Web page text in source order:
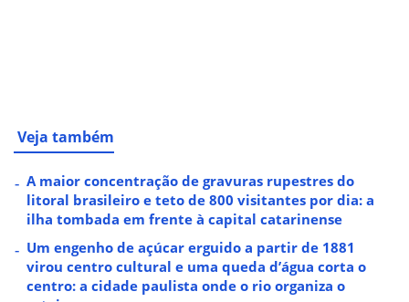
Veja também
A maior concentração de gravuras rupestres do
litoral brasileiro e teto de 800 visitantes por dia: a
ilha tombada em frente à capital catarinense
Um engenho de açúcar erguido a partir de 1881
virou centro cultural e uma queda d’água corta o
centro: a cidade paulista onde o rio organiza o